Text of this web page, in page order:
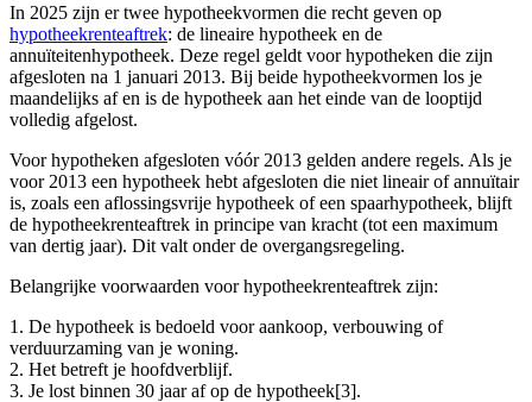
In 2025 zijn er twee hypotheekvormen die recht geven op
hypotheekrenteaftrek: de lineaire hypotheek en de
annuïteitenhypotheek. Deze regel geldt voor hypotheken die zijn
afgesloten na 1 januari 2013. Bij beide hypotheekvormen los je
maandelijks af en is de hypotheek aan het einde van de looptijd
volledig afgelost.
Voor hypotheken afgesloten vóór 2013 gelden andere regels. Als je
voor 2013 een hypotheek hebt afgesloten die niet lineair of annuïtair
is, zoals een aflossingsvrije hypotheek of een spaarhypotheek, blijft
de hypotheekrenteaftrek in principe van kracht (tot een maximum
van dertig jaar). Dit valt onder de overgangsregeling.
Belangrijke voorwaarden voor hypotheekrenteaftrek zijn:
1. De hypotheek is bedoeld voor aankoop, verbouwing of
verduurzaming van je woning.
2. Het betreft je hoofdverblijf.
3. Je lost binnen 30 jaar af op de hypotheek[3].